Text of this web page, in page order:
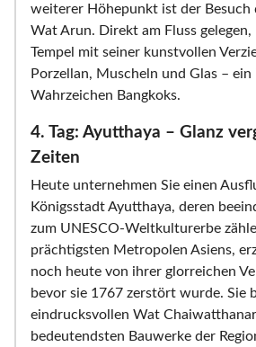
weiterer Höhepunkt ist der Besuch
Wat Arun. Direkt am Fluss
Tempel mit seiner kunstvollen
Porzellan, Muscheln und Glas – ein
Wahrzeichen Bangkoks.
4. Tag: Ayutthaya – Glanz
Zeiten
Heute unternehmen Sie einen
Königsstadt Ayutthaya, deren
zum UNESCO-Weltkulturerbe
prächtigsten Metropolen Asiens,
noch heute von ihrer glorreichen
bevor sie 1767 zerstört wurde. Sie
eindrucksvollen Wat
bedeutendsten Bauwerke der